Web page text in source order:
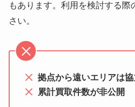
もあります。利用を検討する際
さい。
拠点から遠いエリアは
累計買取件数が非公開